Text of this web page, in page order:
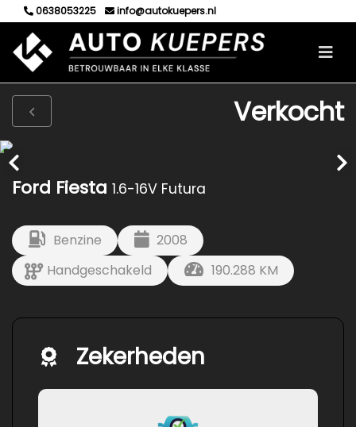
0638053225 info@autokuepers.nl
Verkocht
Ford Fiesta 1.6-16V Futura
Benzine
2008
Handgeschakeld
190.288 KM
Zekerheden